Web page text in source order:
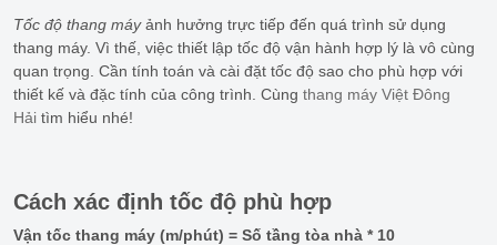
Tốc độ thang máyảnh hưởng trực tiếp đến quá trình sử dụng
thang máy. Vì thế, việc thiết lập tốc độ vận hành hợp lý là vô cùng
quan trọng. Cần tính toán và cài đặt tốc độ sao cho phù hợp với
thiết kế và đặc tính của công trình. Cùng thang máy Việt Đông
Hải tìm hiểu nhé!
Cách xác định tốc độ phù hợp
Vận tốc thang máy (m/phút) = Số tầng tòa nhà * 10